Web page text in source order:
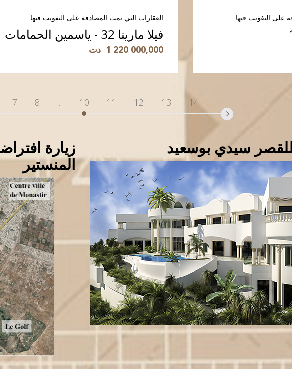
العقارات التي تمت المصادقة على التفويت فيها
فيلا مارينا 32 - ياسمين الحمامات
1 220 000,000 دت
على التفويت فيها
7 8 ... 10 11 12 13 14
سيدي بوسعيد
زيارة
المنستير